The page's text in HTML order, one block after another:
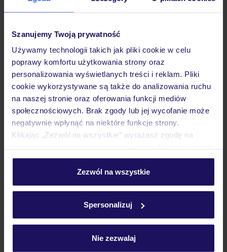
Szanujemy Twoją prywatność
Używamy technologii takich jak pliki cookie w celu
poprawy komfortu użytkowania strony oraz
personalizowania wyświetlanych treści i reklam. Pliki
cookie wykorzystywane są także do analizowania ruchu
na naszej stronie oraz oferowania funkcji mediów
społecznościowych. Brak zgody lub jej wycofanie może
negatywnie wpłynąć na niektóre funkcje strony.
Klikając „Zezwól na wszystkie” wyrażasz zgodę na
personalizować swój wybór wchodząc w zakładkę
Szczegółowe informacje o plikach cookie znajdziesz
Zezwól na wszystkie
Spersonalizuj
Nie zezwalaj
Dlaczego warto wybrać TUI?
Lider niskich cen
Największe biuro
podróży w Polsce
30 lat w
Hotel
Pokoje